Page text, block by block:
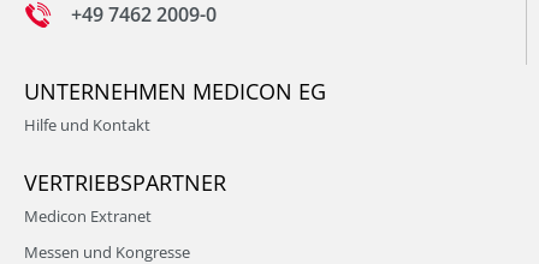
+49 7462 2009-0
UNTERNEHMEN MEDICON EG
Hilfe und Kontakt
VERTRIEBSPARTNER
Medicon Extranet
Messen und Kongresse